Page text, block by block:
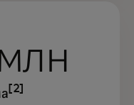
[2]